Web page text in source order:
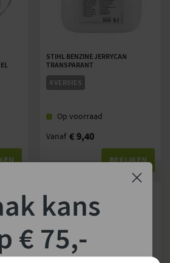
STIHL BENZINE JERRYCAN
TRANSPARANT
4 VERSIES
Op voorraad
Vanaf €9,40
BEKIJKEN
kans
€ 75,-